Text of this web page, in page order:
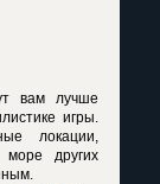
вам лучше
игры.
локации,
других